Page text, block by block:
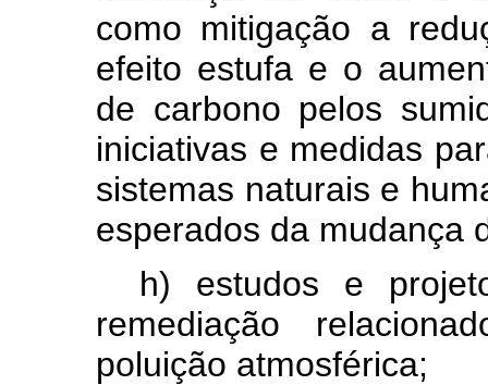
como mitigação a
efeito estufa e o
de carbono pelos
iniciativas e medidas
sistemas naturais e
esperados da mudança
h) estudos e
remediação
poluição atmosférica;